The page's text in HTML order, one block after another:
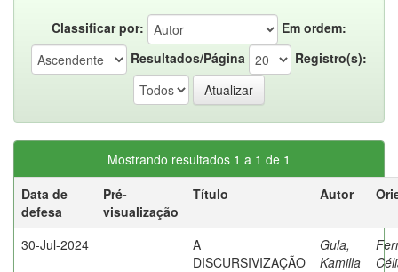
Classificar por:
Em ordem:
Resultados/Página
Registro(s):
Mostrando resultados 1 a 1 de 1
Data de
defesa
Pré-
visualização
Título Autor
30-Jul-2024
A
DISCURSIVIZAÇÃO
Gula,
Kamilla